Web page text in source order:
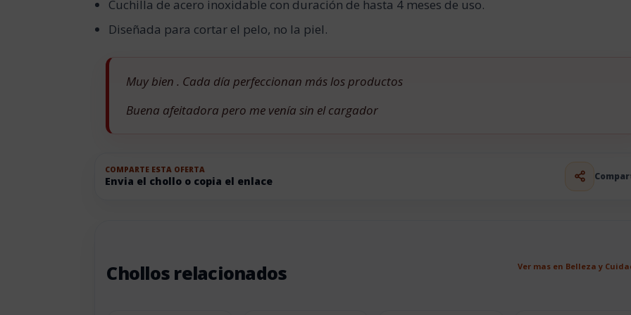
Cuchilla de acero inoxidable con duración de hasta 4 meses de uso.
Diseñada para cortar el pelo, no la piel.
Muy bien . Cada día perfeccionan más los productos
Buena afeitadora pero me venía sin el cargador
COMPARTE ESTA OFERTA
Envia el chollo o copia el enlace
Chollos relacionados Ver mas en Belleza y